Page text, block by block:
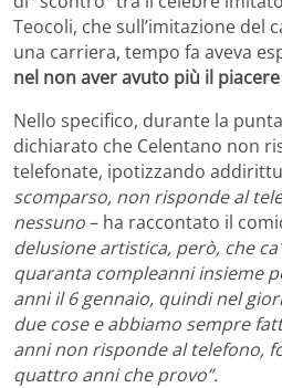
Teocoli, che sull’imitazione del
una carriera, tempo fa aveva
nel non aver avuto più il
Nello specifico, durante la
dichiarato che Celentano non
telefonate, ipotizzando
scomparso, non risponde al
nessuno– ha raccontato il
delusione artistica, però, che
quaranta compleanni insieme
anni il 6 gennaio, quindi nel
due cose e abbiamo sempre
anni non risponde al telefono,
quattro anni che provo”.